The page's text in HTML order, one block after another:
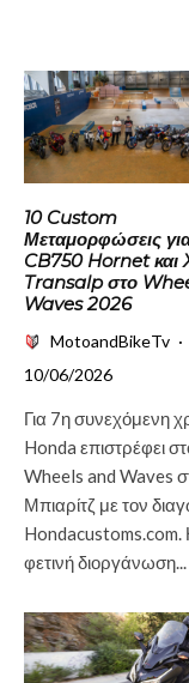
10 Custom
Μεταμορφώσεις
CB750 Hornet και
Transalp στο
Waves 2026
MotoandBikeTv ·
10/06/2026
Για 7η συνεχόμενη
Honda επιστρέφει
Wheels and Waves
Μπιαρίτζ με τον
Hondacustoms.com.
φετινή διοργάνωση...